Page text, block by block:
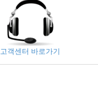
고객센터 바로가기